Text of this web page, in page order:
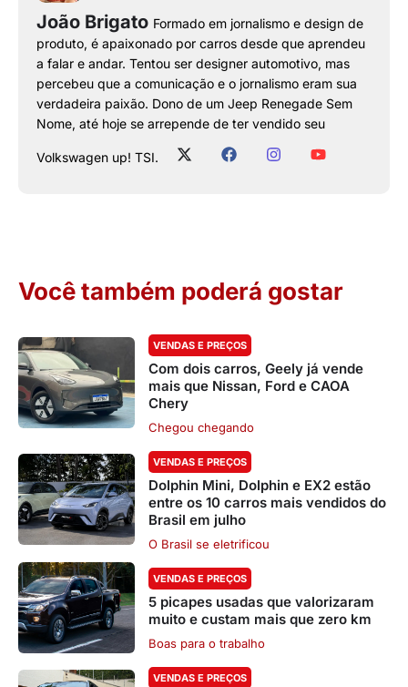
João Brigato Formado em jornalismo e design de
produto, é apaixonado por carros desde que aprendeu
a falar e andar. Tentou ser designer automotivo, mas
percebeu que a comunicação e o jornalismo eram sua
verdadeira paixão. Dono de um Jeep Renegade Sem
Nome, até hoje se arrepende de ter vendido seu
Volkswagen up! TSI.
Você também poderá gostar
VENDAS E PREÇOS
Com dois carros, Geely já vende
mais que Nissan, Ford e CAOA
Chery
Chegou chegando
VENDAS E PREÇOS
Dolphin Mini, Dolphin e EX2 estão
entre os 10 carros mais vendidos do
Brasil em julho
O Brasil se eletrificou
VENDAS E PREÇOS
5 picapes usadas que valorizaram
muito e custam mais que zero km
Boas para o trabalho
VENDAS E PREÇOS